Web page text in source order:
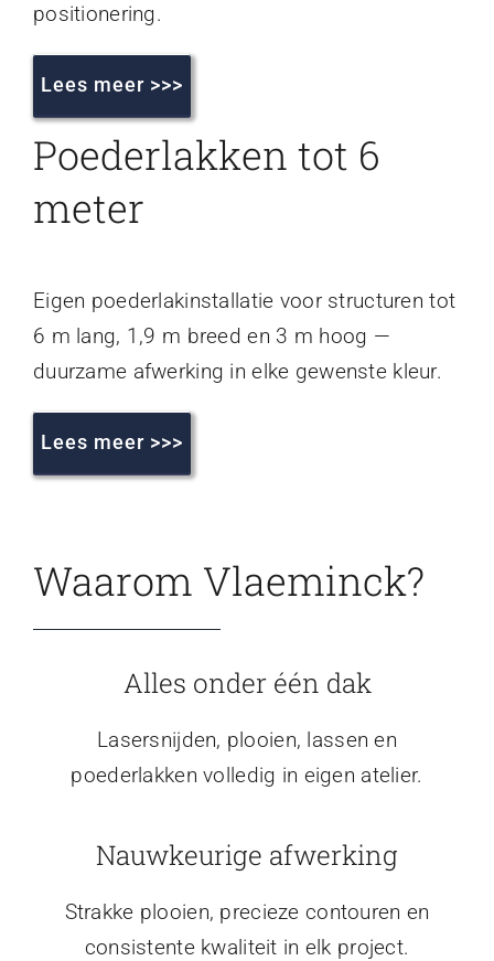
positionering.
Lees meer >>>
Poederlakken tot 6
meter
Eigen poederlakinstallatie voor structuren tot
6 m lang, 1,9 m breed en 3 m hoog —
duurzame afwerking in elke gewenste kleur.
Lees meer >>>
Waarom Vlaeminck?
Alles onder één dak
Lasersnijden, plooien, lassen en
poederlakken volledig in eigen atelier.
Nauwkeurige afwerking
Strakke plooien, precieze contouren en
consistente kwaliteit in elk project.